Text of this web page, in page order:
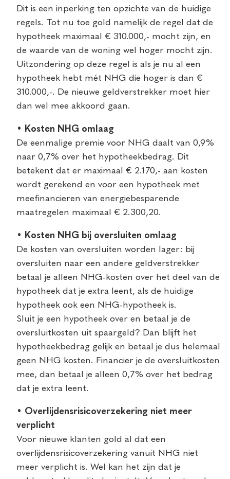
Dit is een inperking ten opzichte van de huidige
regels. Tot nu toe gold namelijk de regel dat de
hypotheek maximaal € 310.000,- mocht zijn, en
de waarde van de woning wel hoger mocht zijn.
Uitzondering op deze regel is als je nu al een
hypotheek hebt mét NHG die hoger is dan €
310.000,-. De nieuwe geldverstrekker moet hier
dan wel mee akkoord gaan.
• Kosten NHG omlaag
De eenmalige premie voor NHG daalt van 0,9%
naar 0,7% over het hypotheekbedrag. Dit
betekent dat er maximaal € 2.170,- aan kosten
wordt gerekend en voor een hypotheek met
meefinancieren van energiebesparende
maatregelen maximaal € 2.300,20.
• Kosten NHG bij oversluiten omlaag
De kosten van oversluiten worden lager: bij
oversluiten naar een andere geldverstrekker
betaal je alleen NHG-kosten over het deel van de
hypotheek dat je extra leent, als de huidige
hypotheek ook een NHG-hypotheek is.
Sluit je een hypotheek over en betaal je de
oversluitkosten uit spaargeld? Dan blijft het
hypotheekbedrag gelijk en betaal je dus helemaal
geen NHG kosten. Financier je de oversluitkosten
mee, dan betaal je alleen 0,7% over het bedrag
dat je extra leent.
• Overlijdensrisicoverzekering niet meer
verplicht
Voor nieuwe klanten gold al dat een
overlijdensrisicoverzekering vanuit NHG niet
meer verplicht is. Wel kan het zijn dat je